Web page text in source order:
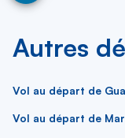
Autres
Vol au départ de
Vol au départ de